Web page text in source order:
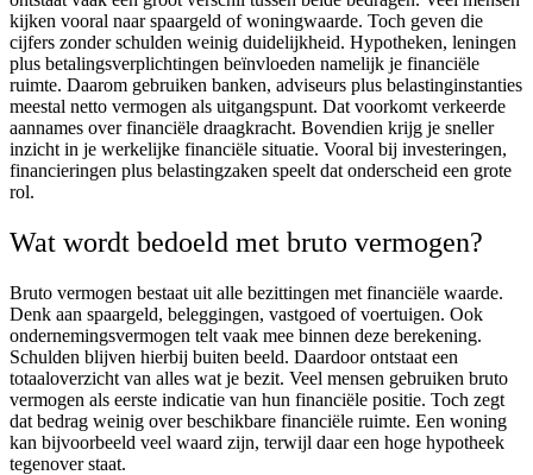
kijken vooral naar spaargeld of woningwaarde. Toch geven die
cijfers zonder schulden weinig duidelijkheid. Hypotheken, leningen
plus betalingsverplichtingen beïnvloeden namelijk je financiële
ruimte. Daarom gebruiken banken, adviseurs plus belastinginstanties
meestal netto vermogen als uitgangspunt. Dat voorkomt verkeerde
aannames over financiële draagkracht. Bovendien krijg je sneller
inzicht in je werkelijke financiële situatie. Vooral bij investeringen,
financieringen plus belastingzaken speelt dat onderscheid een grote
rol.
Wat wordt bedoeld met bruto vermogen?
Bruto vermogen bestaat uit alle bezittingen met financiële waarde.
Denk aan spaargeld, beleggingen, vastgoed of voertuigen. Ook
ondernemingsvermogen telt vaak mee binnen deze berekening.
Schulden blijven hierbij buiten beeld. Daardoor ontstaat een
totaaloverzicht van alles wat je bezit. Veel mensen gebruiken bruto
vermogen als eerste indicatie van hun financiële positie. Toch zegt
dat bedrag weinig over beschikbare financiële ruimte. Een woning
kan bijvoorbeeld veel waard zijn, terwijl daar een hoge hypotheek
tegenover staat.